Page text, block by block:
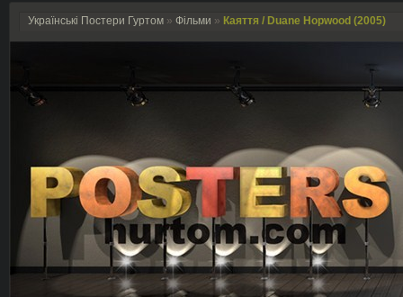
Українські Постери Гуртом » Фільми » Каяття / Duane Hopwood (2005)